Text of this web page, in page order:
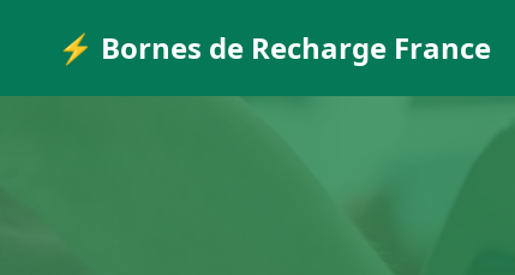
⚡ Bornes de Recharge France